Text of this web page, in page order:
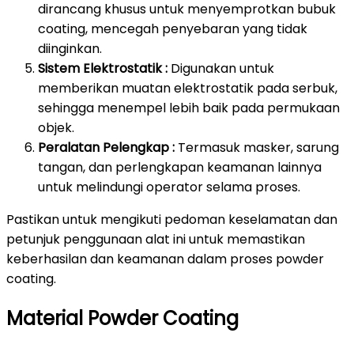
dirancang khusus untuk menyemprotkan bubuk
coating, mencegah penyebaran yang tidak
diinginkan.
Sistem Elektrostatik : Digunakan untuk
memberikan muatan elektrostatik pada serbuk,
sehingga menempel lebih baik pada permukaan
objek.
Peralatan Pelengkap : Termasuk masker, sarung
tangan, dan perlengkapan keamanan lainnya
untuk melindungi operator selama proses.
Pastikan untuk mengikuti pedoman keselamatan dan
petunjuk penggunaan alat ini untuk memastikan
keberhasilan dan keamanan dalam proses powder
coating.
Material Powder Coating